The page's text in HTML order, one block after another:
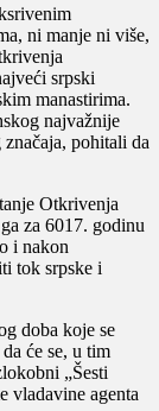
ni manje ni više,
srpski
manastirima.
najvažnije
pohitali da
Otkrivenja
za 6017. godinu
i nakon
tok srpske i
doba koje se
će se, u tim
„Šesti
vladavine agenta